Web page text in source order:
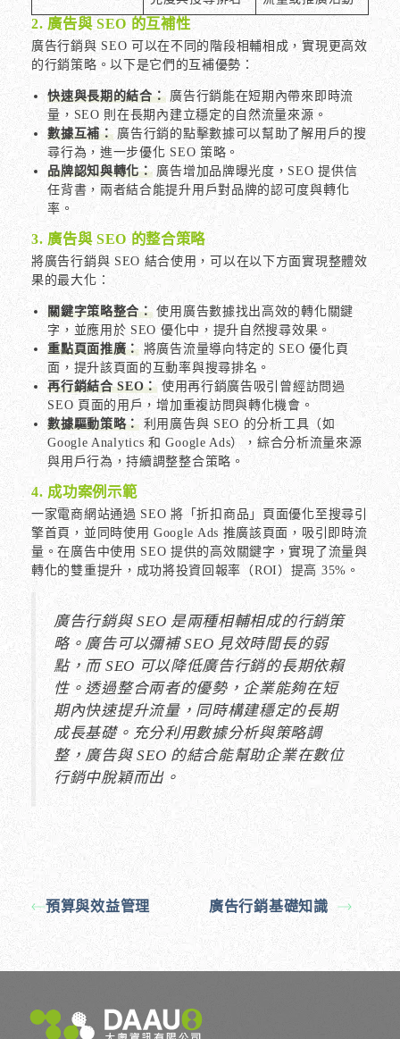
2. 廣告與 SEO 的互補性
廣告行銷與 SEO 可以在不同的階段相輔相成，實現更高效
的行銷策略。以下是它們的互補優勢：
快速與長期的結合：廣告行銷能在短期內帶來即時流
量，SEO 則在長期內建立穩定的自然流量來源。
數據互補：廣告行銷的點擊數據可以幫助了解用戶的搜
尋行為，進一步優化 SEO 策略。
品牌認知與轉化：廣告增加品牌曝光度，SEO 提供信
任背書，兩者結合能提升用戶對品牌的認可度與轉化
率。
3. 廣告與 SEO 的整合策略
將廣告行銷與 SEO 結合使用，可以在以下方面實現整體效
果的最大化：
關鍵字策略整合：使用廣告數據找出高效的轉化關鍵
字，並應用於 SEO 優化中，提升自然搜尋效果。
重點頁面推廣： 將廣告流量導向特定的 SEO 優化頁
面，提升該頁面的互動率與搜尋排名。
再行銷結合 SEO： 使用再行銷廣告吸引曾經訪問過
SEO 頁面的用戶，增加重複訪問與轉化機會。
數據驅動策略： 利用廣告與 SEO 的分析工具（如
Google Analytics 和 Google Ads），綜合分析流量來源
與用戶行為，持續調整整合策略。
4. 成功案例示範
一家電商網站通過 SEO 將「折扣商品」頁面優化至搜尋引
擎首頁，並同時使用 Google Ads 推廣該頁面，吸引即時流
量。在廣告中使用 SEO 提供的高效關鍵字，實現了流量與
轉化的雙重提升，成功將投資回報率（ROI）提高 35%。
廣告行銷與 SEO 是兩種相輔相成的行銷策
略。廣告可以彌補 SEO 見效時間長的弱
點，而 SEO 可以降低廣告行銷的長期依賴
性。透過整合兩者的優勢，企業能夠在短
期內快速提升流量，同時構建穩定的長期
成長基礎。充分利用數據分析與策略調
整，廣告與 SEO 的結合能幫助企業在數位
行銷中脫穎而出。
預算與效益管理 廣告行銷基礎知識